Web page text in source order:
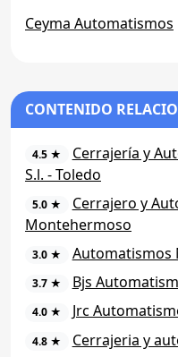
Ceyma Automatismos
CONTENIDO
4.5 ★
Cerrajería y
S.l. - Toledo
5.0 ★
Cerrajero y
Montehermoso
3.0 ★ Automatismos
3.7 ★ Bjs
4.0 ★ Jrc
4.8 ★ Cerrajeria y